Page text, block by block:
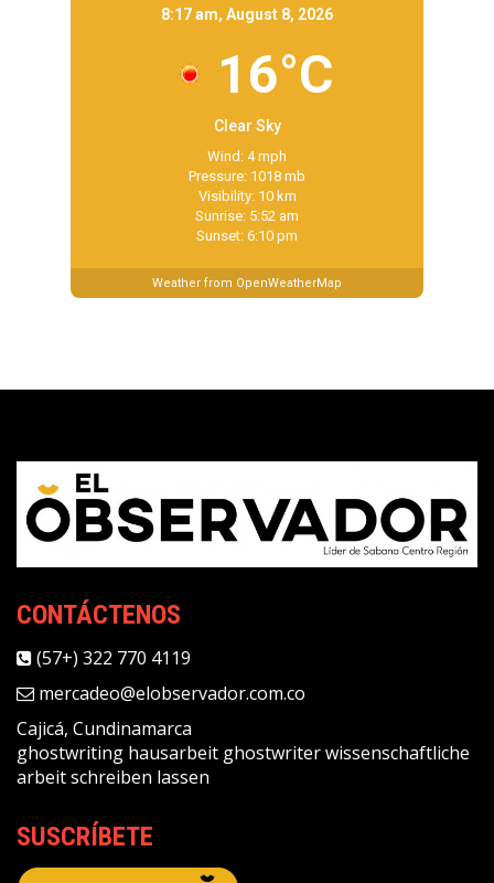
8:17 am, August 8, 2026
16°C
Clear Sky
Wind: 4 mph
Pressure: 1018 mb
Visibility: 10 km
Sunrise: 5:52 am
Sunset: 6:10 pm
Weather from OpenWeatherMap
CONTÁCTENOS
(57+) 322 770 4119
mercadeo@elobservador.com.co
Cajicá, Cundinamarca
ghostwriting hausarbeit ghostwriterwissenschaftliche
arbeit schreiben lassen
SUSCRÍBETE